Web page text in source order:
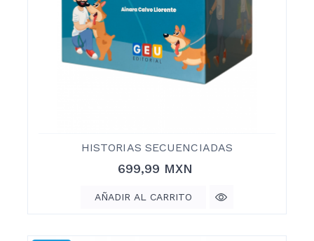
HISTORIAS SECUENCIADAS
Precio
699,99 MXN
AÑADIR AL CARRITO